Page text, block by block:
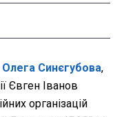
Олега Синєгубова,
Євген Іванов
організацій